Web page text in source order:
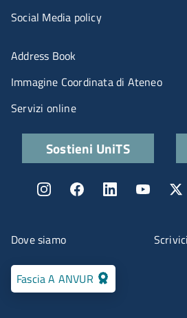
Fascia A ANVUR
Menu contatti
Dove siamo Scrivici
Social Media policy
Menu portale
Address Book
Immagine Coordinata di Ateneo
Servizi online
Quick links
Sostieni UniTS